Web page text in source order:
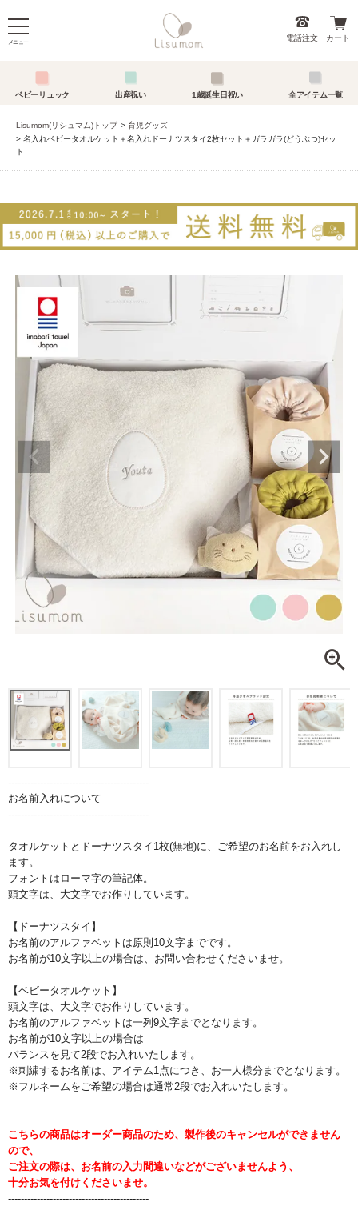
メニュー 電話注文 カート
ベビーリュック 出産祝い 1歳誕生日祝い 全アイテム一覧
Lisumom(リシュマム)トップ
育児グッズ
名入れベビータオルケット＋名入れドーナツスタイ2枚セット＋ガラガラ(どうぶつ)セッ
ト
--------------------------------------------
お名前入れについて
--------------------------------------------
タオルケットとドーナツスタイ1枚(無地)に、ご希望のお名前をお入れし
ます。
フォントはローマ字の筆記体。
頭文字は、大文字でお作りしています。
【ドーナツスタイ】
お名前のアルファベットは原則10文字までです。
お名前が10文字以上の場合は、お問い合わせくださいませ。
【ベビータオルケット】
頭文字は、大文字でお作りしています。
お名前のアルファベットは一列9文字までとなります。
お名前が10文字以上の場合は
バランスを見て2段でお入れいたします。
※刺繍するお名前は、アイテム1点につき、お一人様分までとなります。
※フルネームをご希望の場合は通常2段でお入れいたします。
こちらの商品はオーダー商品のため、製作後のキャンセルができません
ので、
ご注文の際は、お名前の入力間違いなどがございませんよう、
十分お気を付けくださいませ。
--------------------------------------------